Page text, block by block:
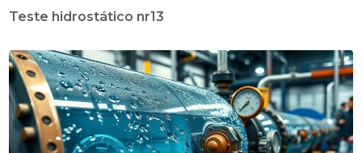
Teste hidrostático nr13